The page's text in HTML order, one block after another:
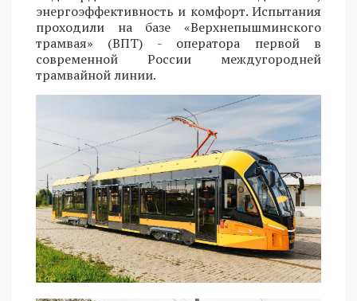
энергоэффективность и комфорт. Испытания
проходили на базе «Верхнепышминского
трамвая» (ВПТ) - оператора первой в
современной России междугородней
трамвайной линии.